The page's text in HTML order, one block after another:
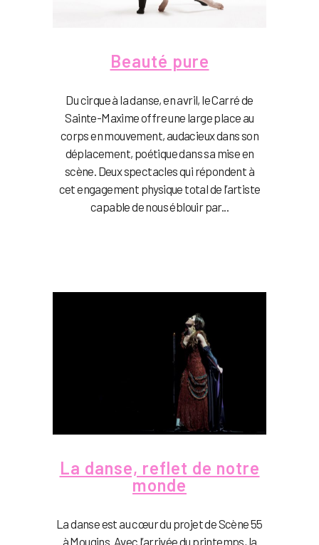
Beauté pure
Du cirque à la danse, en avril, le Carré de
Sainte-Maxime offre une large place au
corps en mouvement, audacieux dans son
déplacement, poétique dans sa mise en
scène. Deux spectacles qui répondent à
cet engagement physique total de l’artiste
capable de nous éblouir par...
La danse, reflet de notre
monde
La danse est au cœur du projet de Scène 55
à Mougins. Avec l’arrivée du printemps, la